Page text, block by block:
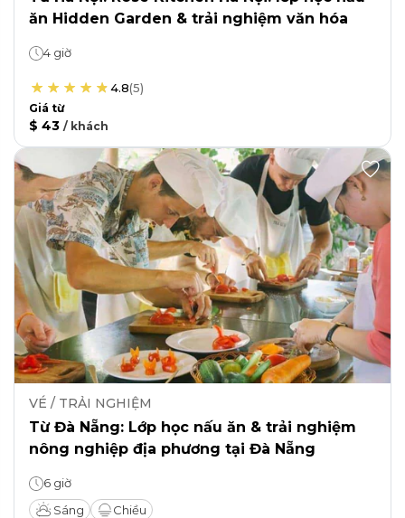
ăn Hidden Garden & trải nghiệm văn hóa
4 giờ
4.8(5)
Giá từ
$ 43 / khách
VÉ / TRẢI NGHIỆM
Từ Đà Nẵng: Lớp học nấu ăn & trải nghiệm
nông nghiệp địa phương tại Đà Nẵng
6 giờ
Sáng
Chiều